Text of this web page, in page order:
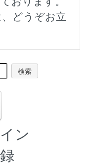
どうぞお立
検索
ン